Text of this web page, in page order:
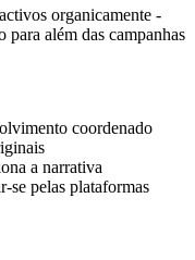
organicamente -
para além das campanhas
coordenado
a narrativa
se pelas plataformas